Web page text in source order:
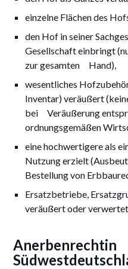
einzelne Flächen des
den Hof in seiner
Gesellschaft einbringt
zur gesamten Hand),
wesentliches
Inventar) veräußert
bei Veräußerung
ordnungsgemäßen
eine hochwertigere als
Nutzung erzielt
Bestellung von
Ersatzbetriebe,
veräußert oder
Anerbenrechtin